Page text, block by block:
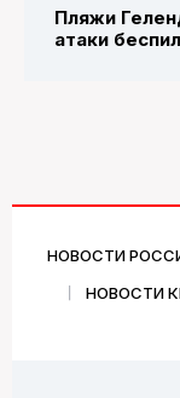
Пляжи
атаки
НОВОСТИ
НОВОСТИ